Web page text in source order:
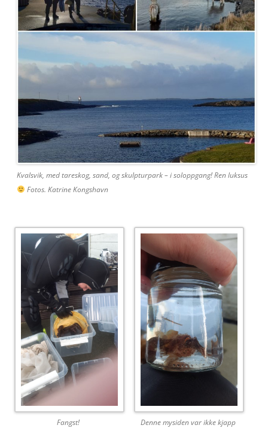
Kvalsvik, med tareskog, sand, og skulpturpark – i soloppgang! Ren luksus
Fotos. Katrine Kongshavn
Fangst!
Denne mysiden var ikke kjapp